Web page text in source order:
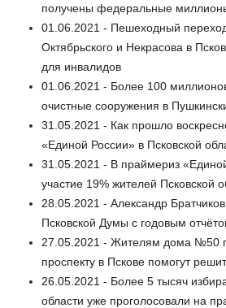
получены федеральные
01.06.2021 - Пешеходный
Октябрьского и Некрасова в
для инвалидов
01.06.2021 - Более 100
очистные сооружения в
31.05.2021 - Как прошло
«Единой России» в Псковской
31.05.2021 - В праймериз
участие 19% жителей Псковской
28.05.2021 - Александр
Псковской Думы с годовым
27.05.2021 - Жителям дома №50
проспекту в Пскове помогут
26.05.2021 - Более 5 тысяч
области уже проголосовали на